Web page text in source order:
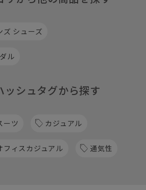
ズ シューズ
ル
ッシュタグから探す
ーツ カジュアル
フィスカジュアル 通気性